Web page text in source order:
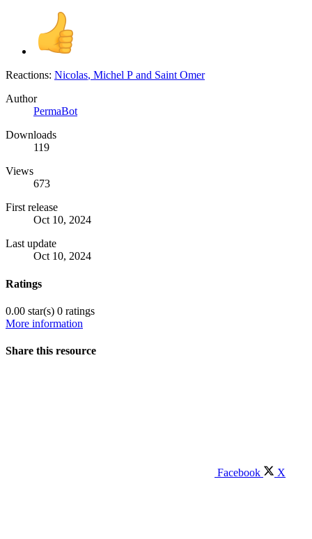
Reactions: Nicolas, Michel P and Saint Omer
Author
PermaBot
Downloads
119
Views
673
First release
Oct 10, 2024
Last update
Oct 10, 2024
Ratings
0.00 star(s) 0 ratings
More information
Share this resource
Facebook X